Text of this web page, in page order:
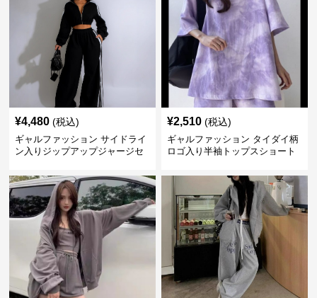
¥4,480 (税込)
ギャルファッション サイドライ
ン入りジップアップジャージセ
¥2,510 (税込)
ギャルファッション タイダイ柄
ロゴ入り半袖トップスショート